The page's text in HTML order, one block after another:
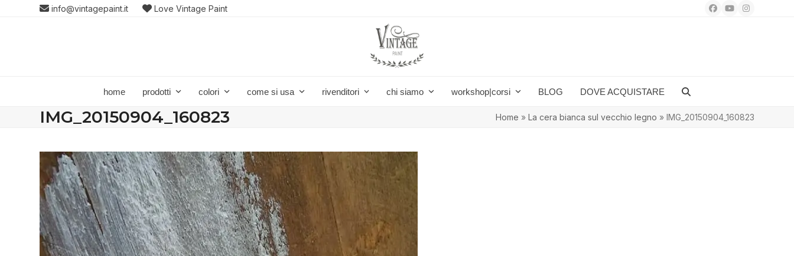
info@vintagepaint.it Love Vintage Paint Facebook
YouTubeInstagram
home prodotti colori come si usa rivenditori chi siamo workshop|corsi BLOG DOVE ACQUISTARE
IMG_20150904_160823 Home » La cera bianca sul vecchio legno » IMG_20150904_160823